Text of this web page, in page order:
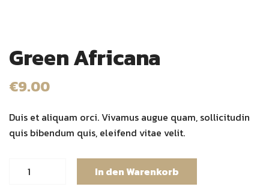
Green Africana
€9.00
Duis et aliquam orci. Vivamus augue quam, sollicitudin
quis bibendum quis, eleifend vitae velit.
Green
In den Warenkorb